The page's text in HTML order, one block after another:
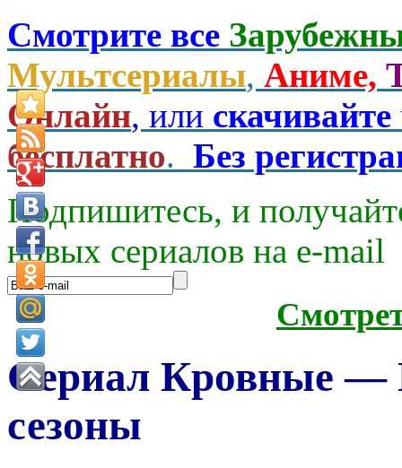
Смотрите все
Мультсериалы, Аниме,
Онлайн, или скачивайте
бесплатно. Без
Подпишитесь, и
новых сериалов на e-mаil
Сериал Кровные —
сезоны